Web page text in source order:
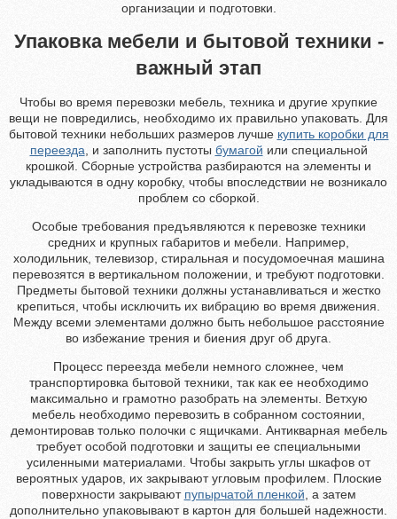
организации и подготовки.
Упаковка мебели и бытовой техники -
важный этап
Чтобы во время перевозки мебель, техника и другие хрупкие
вещи не повредились, необходимо их правильно упаковать. Для
бытовой техники небольших размеров лучше купить коробки для
переезда , и заполнить пустоты бумагой или специальной
крошкой. Сборные устройства разбираются на элементы и
укладываются в одну коробку, чтобы впоследствии не возникало
проблем со сборкой.
Особые требования предъявляются к перевозке техники
средних и крупных габаритов и мебели. Например,
холодильник, телевизор, стиральная и посудомоечная машина
перевозятся в вертикальном положении, и требуют подготовки.
Предметы бытовой техники должны устанавливаться и жестко
крепиться, чтобы исключить их вибрацию во время движения.
Между всеми элементами должно быть небольшое расстояние
во избежание трения и биения друг об друга.
Процесс переезда мебели немного сложнее, чем
транспортировка бытовой техники, так как ее необходимо
максимально и грамотно разобрать на элементы. Ветхую
мебель необходимо перевозить в собранном состоянии,
демонтировав только полочки с ящичками. Антикварная мебель
требует особой подготовки и защиты ее специальными
усиленными материалами. Чтобы закрыть углы шкафов от
вероятных ударов, их закрывают угловым профилем. Плоские
поверхности закрывают пупырчатой пленкой , а затем
дополнительно упаковывают в картон для большей надежности.